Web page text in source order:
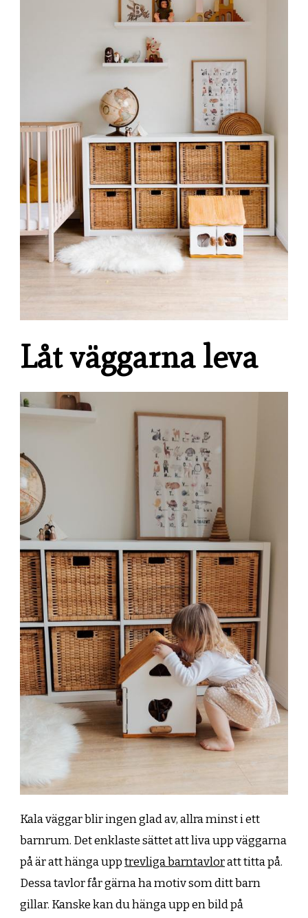
Låt väggarna leva
Kala väggar blir ingen glad av, allra minst i ett
barnrum. Det enklaste sättet att liva upp väggarna
på är att hänga upptrevliga barntavloratt titta på.
Dessa tavlor får gärna ha motiv som ditt barn
gillar. Kanske kan du hänga upp en bild på